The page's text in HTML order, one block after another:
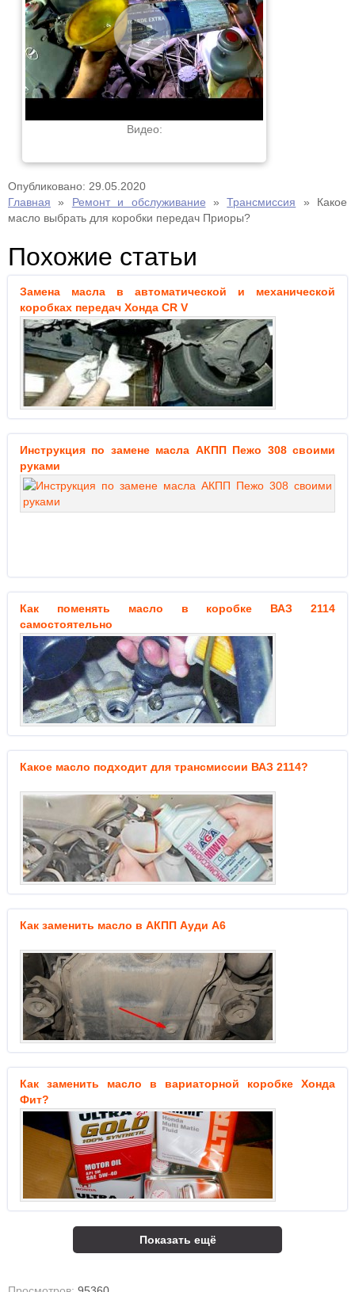
Видео:
Опубликовано: 29.05.2020
Главная » Ремонт и обслуживание »Трансмиссия » Какое
масло выбрать для коробки передач Приоры?
Похожие статьи
Замена масла в автоматической и механической
коробках передач Хонда CR V
Инструкция по замене масла АКПП Пежо 308 своими
руками
Как поменять масло в коробке ВАЗ 2114
самостоятельно
Какое масло подходит для трансмиссии ВАЗ 2114?
Как заменить масло в АКПП Ауди А6
Как заменить масло в вариаторной коробке Хонда
Фит?
Показать ещё